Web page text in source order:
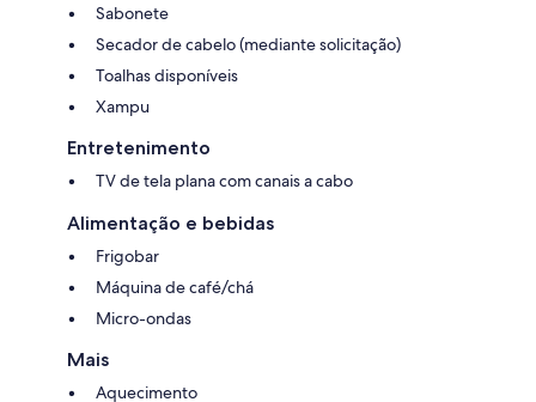
Sabonete
Secador de cabelo (mediante solicitação)
Toalhas disponíveis
Xampu
Entretenimento
TV de tela plana com canais a cabo
Alimentação e bebidas
Frigobar
Máquina de café/chá
Micro-ondas
Mais
Aquecimento